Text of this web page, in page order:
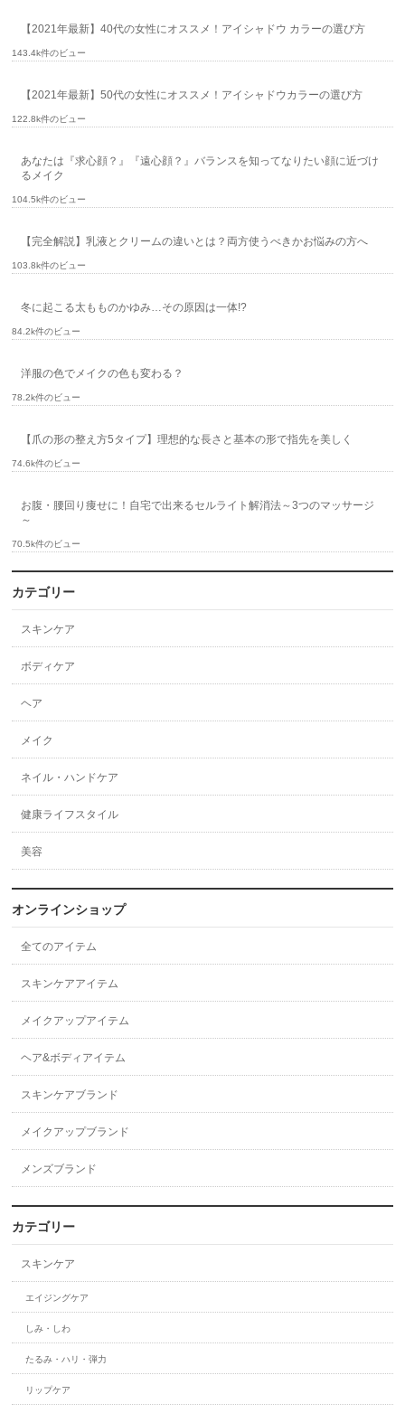
【2021年最新】40代の女性にオススメ！アイシャドウ カラーの選び方
143.4k件のビュー
【2021年最新】50代の女性にオススメ！アイシャドウカラーの選び方
122.8k件のビュー
あなたは『求心顔？』『遠心顔？』バランスを知ってなりたい顔に近づけ
るメイク
104.5k件のビュー
【完全解説】乳液とクリームの違いとは？両方使うべきかお悩みの方へ
103.8k件のビュー
冬に起こる太もものかゆみ…その原因は一体!?
84.2k件のビュー
洋服の色でメイクの色も変わる？
78.2k件のビュー
【爪の形の整え方5タイプ】理想的な長さと基本の形で指先を美しく
74.6k件のビュー
お腹・腰回り痩せに！自宅で出来るセルライト解消法～3つのマッサージ
～
70.5k件のビュー
カテゴリー
スキンケア
ボディケア
ヘア
メイク
ネイル・ハンドケア
健康ライフスタイル
美容
オンラインショップ
全てのアイテム
スキンケアアイテム
メイクアップアイテム
ヘア&ボディアイテム
スキンケアブランド
メイクアップブランド
メンズブランド
カテゴリー
スキンケア
エイジングケア
しみ・しわ
たるみ・ハリ・弾力
リップケア